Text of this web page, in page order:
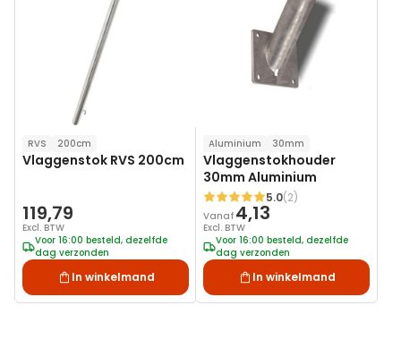
RVS 200cm
Vlaggenstok RVS 200cm
119,79
Excl. BTW
Voor 16:00 besteld, dezelfde
dag verzonden
In winkelmand
Aluminium 30mm
Vlaggenstokhouder
30mm Aluminium
Waardering:
5.0(2)
Vanaf 4,13
Excl. BTW
Voor 16:00 besteld, dezelfde
dag verzonden
In winkelmand